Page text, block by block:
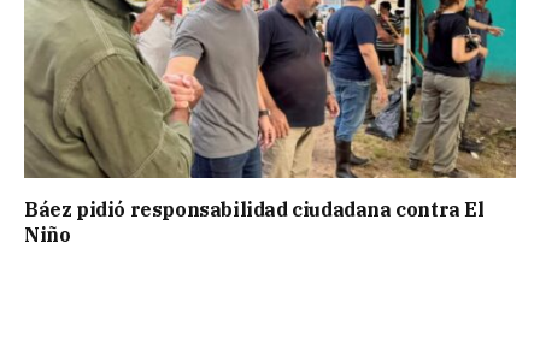
Báez pidió responsabilidad ciudadana contra El
Niño